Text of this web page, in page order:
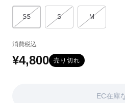
系
ー
シ
は
EC
在
ク
系
ー
シ
EC
在
ジ
系
ー
シ
SSバリエーションはEC在庫がないか
SバリエーションはEC在
M
バリエーシ
消費税込
通
¥4,800 売り切れ
EC在庫